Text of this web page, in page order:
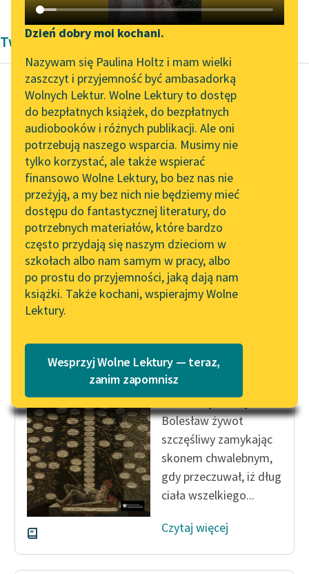
Katalog DAISY
Podkasty o książkach
Zgłoś brak utworu
Aktualności
„Prokurator Alicja Horn”
do słuchania
Byliśmy częścią AI Impact
Lab
Zapraszamy na spotkanie
online z tłumaczkami
literatury skandynawskiej
Spotkanie z Katarzyną
Tunkiel w Oslo
102. lata temu zmarł
Joseph Conrad
Lektury szkolne i klasyka
literatury do słuchania dla
uczennic i uczniów z
niepełnosprawnościami
E-kolekcja lektur
szkolnych i literatury do
słuchania dla uczennic i
uczniów z
niepełnosprawnościami
Feministyczne inspiracje.
Narzędzia
Mapa Wolnych Lektur
Leśmianator
Przewodnik dla piszących i
czytających
API
OAI-PMH
Widget Wolnych Lektur
Przypisy
Katalog w formacie PDF
Dzień dobry moi kochani.
Nazywam się Paulina Holtz i mam wielki
zaszczyt i przyjemność być ambasadorką
Wolnych Lektur. Wolne Lektury to dostęp
do bezpłatnych książek, do bezpłatnych
audiobooków i różnych publikacji. Ale oni
potrzebują naszego wsparcia. Musimy nie
tylko korzystać, ale także wspierać
finansowo Wolne Lektury, bo bez nas nie
przeżyją, a my bez nich nie będziemy mieć
dostępu do fantastycznej literatury, do
potrzebnych materiałów, które bardzo
często przydają się naszym dzieciom w
szkołach albo nam samym w pracy, albo
po prostu do przyjemności, jaką dają nam
książki. Także kochani, wspierajmy Wolne
Lektury.
Wesprzyj Wolne Lektury — teraz,
zanim zapomnisz
Twórczość
Autorka nieznana
Z pamiętników
bezrobotnych.
Pamiętnik nr 27
Ojciec bez serca nie
dbał o żonę ani o
dzieci, tylko wyjechał w
świat do...
Czytaj więcej
Kronika polska
Pełen więc sławy
Bolesław żywot
szczęśliwy zamykając
skonem chwalebnym,
gdy przeczuwał, iż dług
ciała wszelkiego...
Czytaj więcej